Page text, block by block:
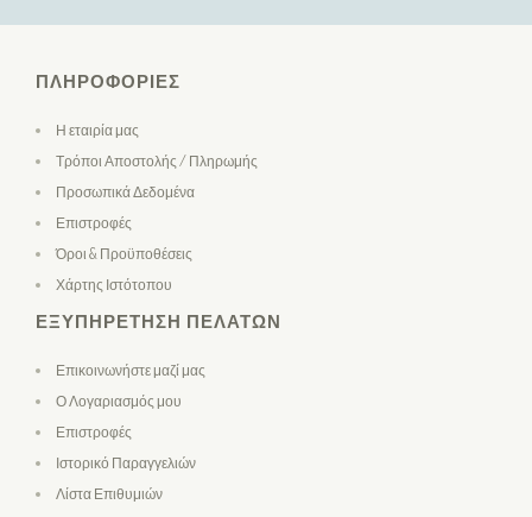
ΠΛΗΡΟΦΟΡΊΕΣ
Η εταιρία μας
Τρόποι Αποστολής / Πληρωμής
Προσωπικά Δεδομένα
Επιστροφές
Όροι & Προϋποθέσεις
Χάρτης Ιστότοπου
ΕΞΥΠΗΡΈΤΗΣΗ ΠΕΛΑΤΏΝ
Επικοινωνήστε μαζί μας
Ο Λογαριασμός μου
Επιστροφές
Ιστορικό Παραγγελιών
Λίστα Επιθυμιών